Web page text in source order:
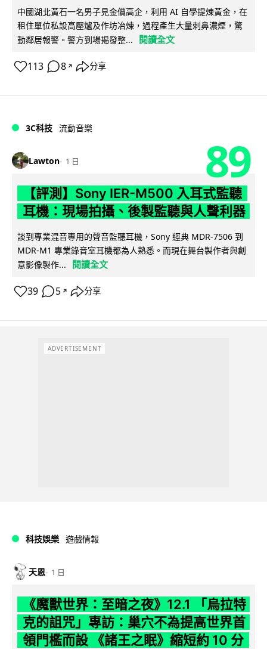
中國湖北黃石一名男子見金價高企，利用 AI 自學提煉黃金，在
租住單位私設高壓爐及作坊冶煉，過程產生大量刺鼻濃煙，驚
動鄰居報警。警方到場揭發整...
閱讀全文
113 8 ↗ 分享
3C科技 流動音樂
Lawton 1 日 89
【評測】Sony IER-M500 入耳式監聽
耳機：現場拍攝、後製監聽與人聲利器
談到專業混音專用的聲音監聽耳機，Sony 經典 MDR-7506 到
MDR-M1 專業錄音室耳機都為人熟悉。而現在舞台製作者與創
意影像製作...
閱讀全文
39 5 ↗ 分享
ADVERTISEMENT
科技娛樂 遊戲情報
天恩 1 日
《魔獸世界：至暗之夜》12.1 「烏拉特
克的詛咒」專訪：巢穴不為提高世界首
領門檻而設 《諸王之眠》縮短約 10 分